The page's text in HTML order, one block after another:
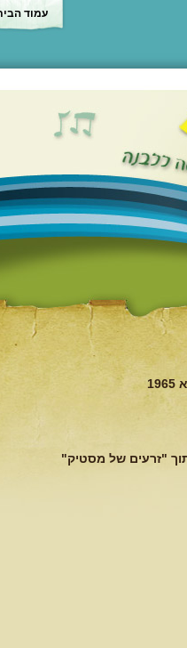
עמוד
"זרעים של מסטיק"